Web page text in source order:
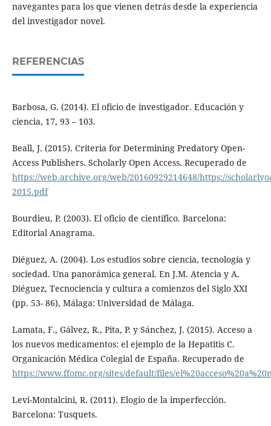
navegantes para los que vienen detrás desde la experiencia
del investigador novel.
REFERENCIAS
Barbosa, G. (2014). El oficio de investigador. Educación y
ciencia, 17, 93 – 103.
Beall, J. (2015). Criteria for Determining Predatory Open-
Access Publishers. Scholarly Open Access. Recuperado de
https://web.archive.org/web/20160929214648/https://
2015.pdf
Bourdieu, P. (2003). El oficio de científico. Barcelona:
Editorial Anagrama.
Diéguez, A. (2004). Los estudios sobre ciencia, tecnología y
sociedad. Una panorámica general. En J.M. Atencia y A.
Diéguez, Tecnociencia y cultura a comienzos del Siglo XXI
(pp. 53- 86), Málaga: Universidad de Málaga.
Lamata, F., Gálvez, R., Pita, P. y Sánchez, J. (2015). Acceso a
los nuevos medicamentos: el ejemplo de la Hepatitis C.
Organicación Médica Colegial de España. Recuperado de
https://www.ffomc.org/sites/default/files/
Levi-Montalcini, R. (2011). Elogio de la imperfección.
Barcelona: Tusquets.